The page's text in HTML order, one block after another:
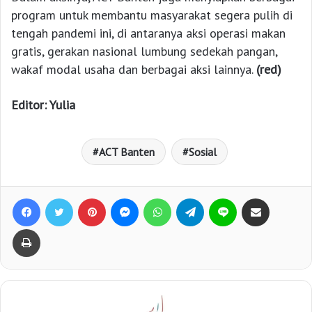
program untuk membantu masyarakat segera pulih di
tengah pandemi ini, di antaranya aksi operasi makan
gratis, gerakan nasional lumbung sedekah pangan,
wakaf modal usaha dan berbagai aksi lainnya. (red)
Editor: Yulia
ACT Banten Sosial